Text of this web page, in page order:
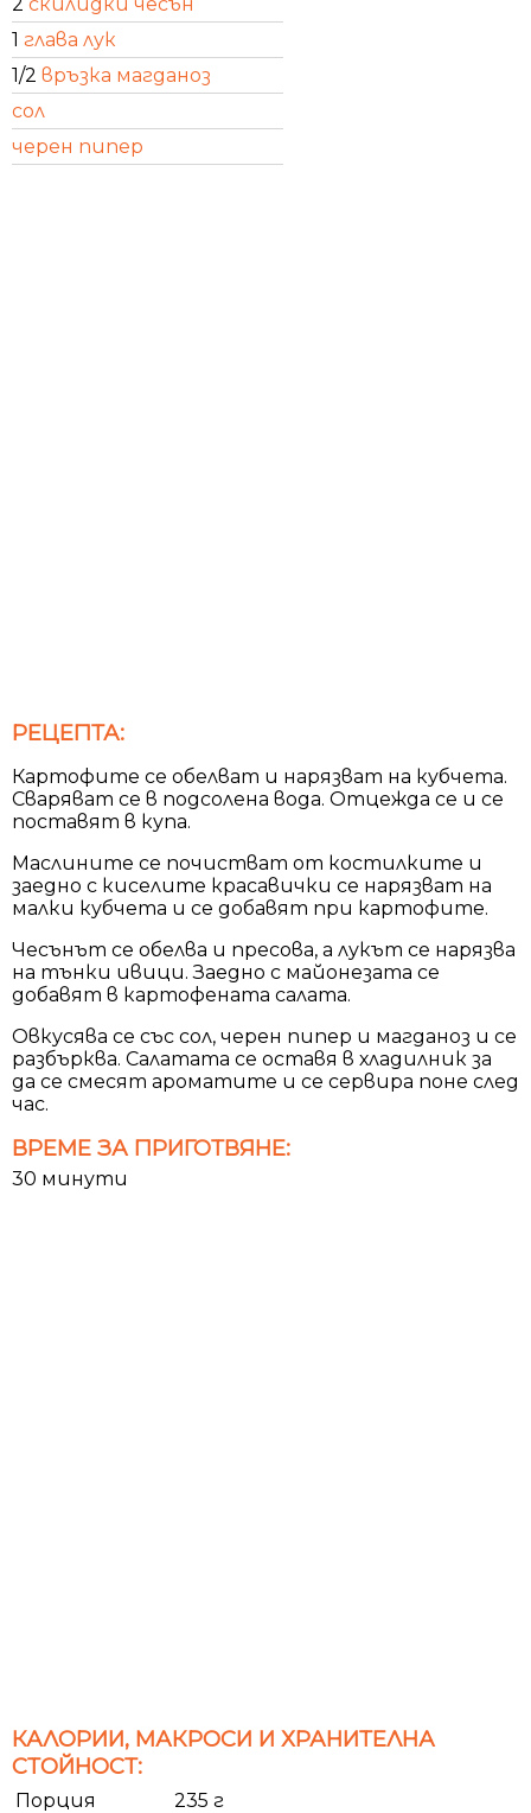
1 глава лук
1/2 връзка магданоз
сол
черен пипер
РЕЦЕПТА:
Картофите се обелват и нарязват на кубчета.
Сваряват се в подсолена вода. Отцежда се и се
поставят в купа.
Маслините се почистват от костилките и
заедно с киселите красавички се нарязват на
малки кубчета и се добавят при картофите.
Чесънът се обелва и пресова, а лукът се нарязва
на тънки ивици. Заедно с майонезата се
добавят в картофената салата.
Овкусява се със сол, черен пипер и магданоз и се
разбърква. Салатата се оставя в хладилник за
да се смесят ароматите и се сервира поне след
час.
ВРЕМЕ ЗА ПРИГОТВЯНЕ:
30 минути
КАЛОРИИ, МАКРОСИ И ХРАНИТЕЛНА
СТОЙНОСТ:
Порция
235 г